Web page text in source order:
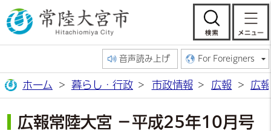
常陸大宮市公
検
音声読み上げ For Foreigners
ホーム 暮らし・行政 市政情報 広報 広
広報常陸大宮 －平成25年10月号